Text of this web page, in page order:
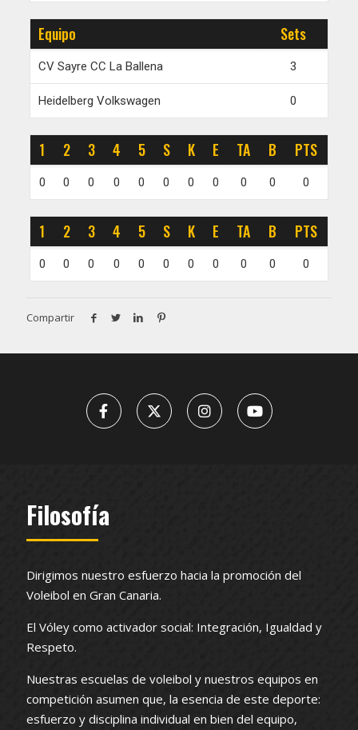
Equipo Sets
CV Sayre CC La Ballena 3
Heidelberg Volkswagen 0
1 2 3 4 5 S K E TA B PTS
0 0 0 0 0 0 0 0 0 0 0
1 2 3 4 5 S K E TA B PTS
0 0 0 0 0 0 0 0 0 0 0
Compartir
Filosofía
Dirigimos nuestro esfuerzo hacia la promoción del
Voleibol en Gran Canaria.
El Vóley como activador social: Integración, Igualdad y
Respeto.
Nuestras escuelas de voleibol y nuestros equipos en
competición asumen que, la esencia de este deporte:
esfuerzo y disciplina individual en bien del equipo,